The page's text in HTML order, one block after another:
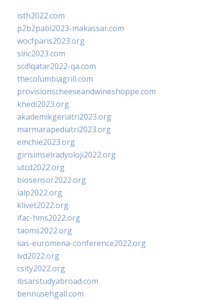
isth2022.com
p2b2pabi2023-makassar.com
wocfparis2023.org
sinc2023.com
scdlqatar2022-qa.com
thecolumbiagrill.com
provisionscheeseandwineshoppe.com
khedi2023.org
akademikgeriatri2023.org
marmarapediatri2023.org
emchie2023.org
girisimselradyoloji2022.org
utcd2022.org
biosensor2022.org
ialp2022.org
klivet2022.org
ifac-hms2022.org
taoms2022.org
iias-euromena-conference2022.org
ivd2022.org
csity2022.org
ibsarstudyabroad.com
bennusehgall.com